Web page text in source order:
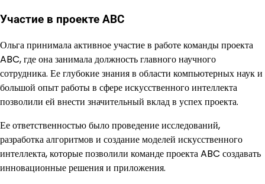
Участие в проекте ABC
Ольга принимала активное участие в работе команды проекта
ABC, где она занимала должность главного научного
сотрудника. Ее глубокие знания в области компьютерных наук и
большой опыт работы в сфере искусственного интеллекта
позволили ей внести значительный вклад в успех проекта.
Ее ответственностью было проведение исследований,
разработка алгоритмов и создание моделей искусственного
интеллекта, которые позволили команде проекта ABC создавать
инновационные решения и приложения.